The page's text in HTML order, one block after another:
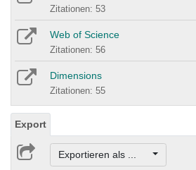
Zitationen: 53
Web of Science
Zitationen: 56
Dimensions
Zitationen: 55
Export
Exportieren als ...